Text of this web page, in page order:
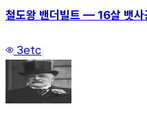
철도왕 밴더빌트 — 16살 뱃사
3etc